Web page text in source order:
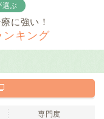
ぶ
に強い！
ンキング
専門度